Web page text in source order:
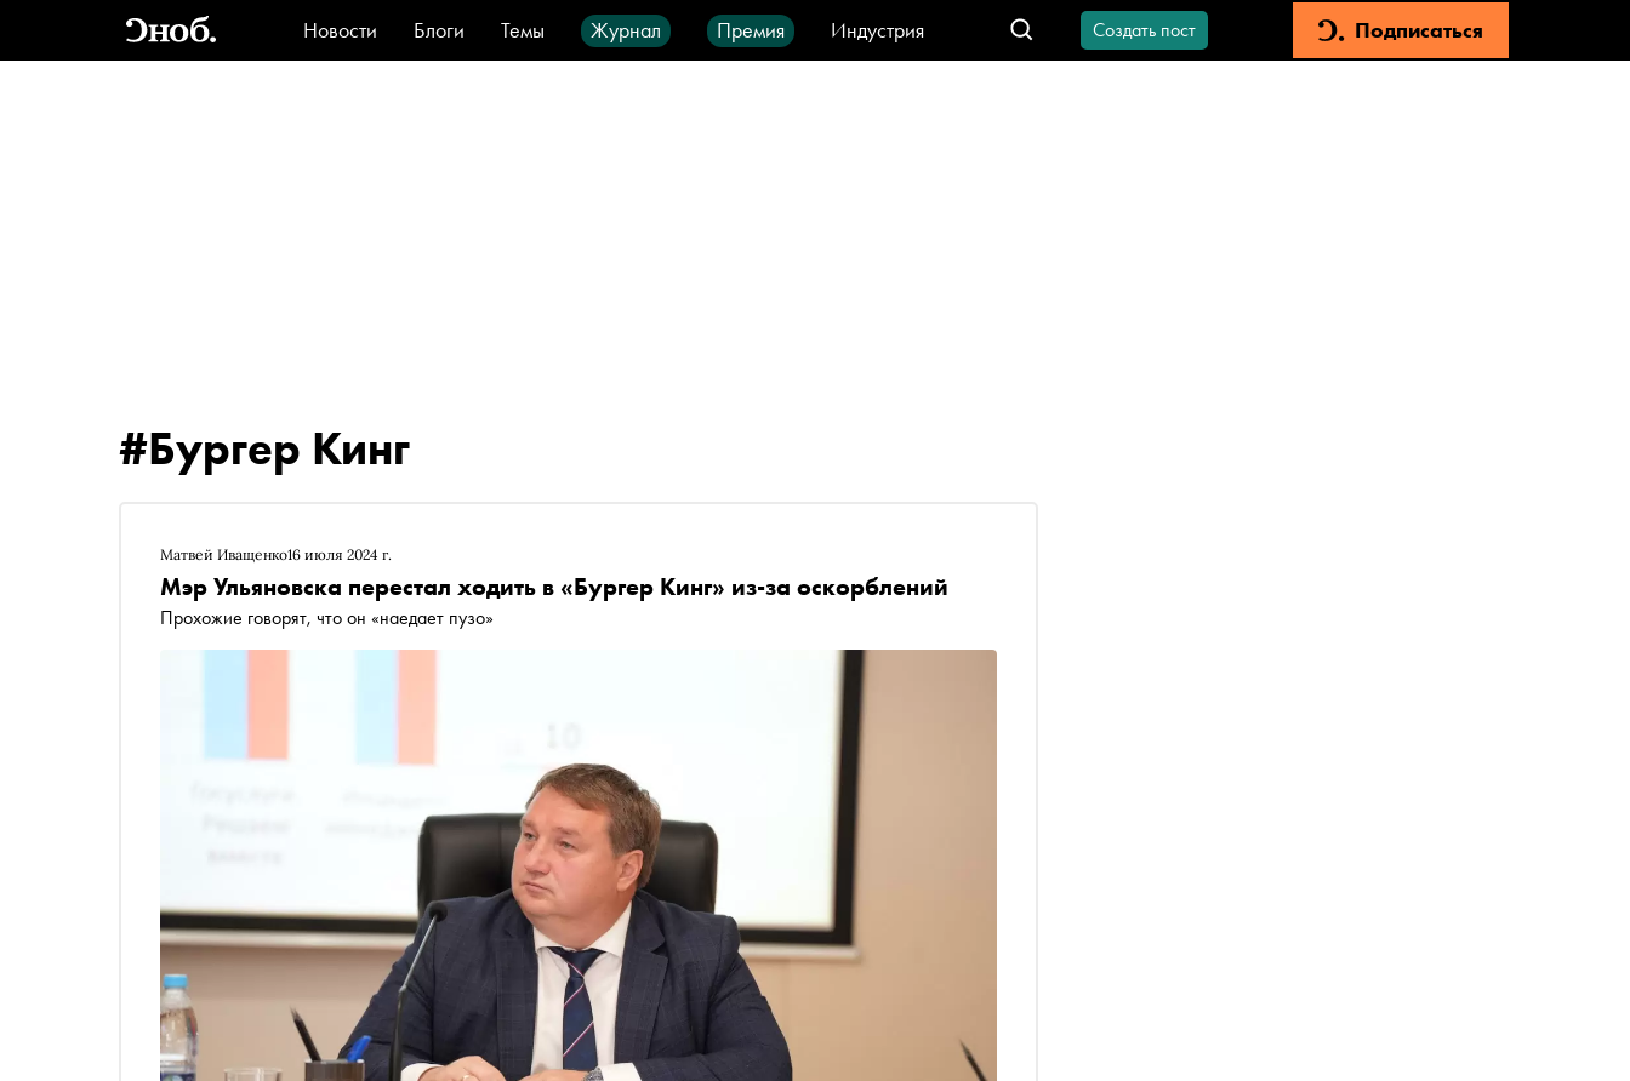
Новости Блоги Темы Журнал Премия
Индустрия
Стиль
Видео Город IT-продукты
Создать пост Подписаться
#Бургер Кинг
Матвей Иващенко16 июля 2024 г.
Мэр Ульяновска перестал ходить в «Бургер Кинг» из-за оскорблений
Прохожие говорят, что он «наедает пузо»